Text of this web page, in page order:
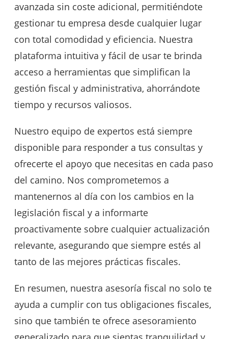
avanzada sin coste adicional, permitiéndote
gestionar tu empresa desde cualquier lugar
con total comodidad y eficiencia. Nuestra
plataforma intuitiva y fácil de usar te brinda
acceso a herramientas que simplifican la
gestión fiscal y administrativa, ahorrándote
tiempo y recursos valiosos.
Nuestro equipo de expertos está siempre
disponible para responder a tus consultas y
ofrecerte el apoyo que necesitas en cada paso
del camino. Nos comprometemos a
mantenernos al día con los cambios en la
legislación fiscal y a informarte
proactivamente sobre cualquier actualización
relevante, asegurando que siempre estés al
tanto de las mejores prácticas fiscales.
En resumen, nuestra asesoría fiscal no solo te
ayuda a cumplir con tus obligaciones fiscales,
sino que también te ofrece asesoramiento